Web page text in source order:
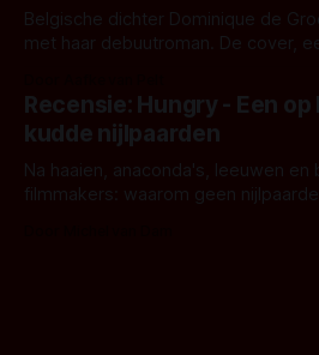
Belgische dichter Dominique de
met haar debuutroman. De cover,
achtergrond, belooft iets kleurrijks
iets ongrijpbaars. En dat maakt De
waar.
Recensie: Hungry - Een
kudde nijlpaarden
Na haaien, anaconda's, leeuwen
filmmakers: waarom geen